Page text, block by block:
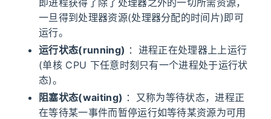
一旦得到处理器资源(处理器分配的时间片)即可
运行。
运行状态(running) ：进程正在处理器上上运行
(单核 CPU 下任意时刻只有一个进程处于运行状
态)。
阻塞状态(waiting) ：又称为等待状态，进程正
在等待某一事件而暂停运行如等待某资源为可用